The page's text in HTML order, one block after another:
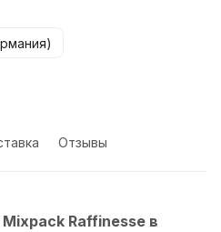
Отзывы
Raffinesse в